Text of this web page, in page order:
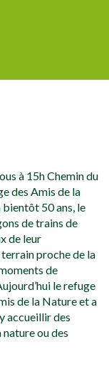
à 15h Chemin du
des Amis de la
50 ans, le
de trains de
de leur
proche de la
de
le refuge
de la Nature et a
accueillir des
nature ou des